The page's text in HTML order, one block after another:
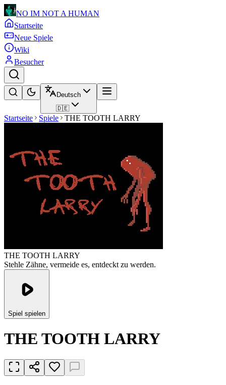
NO IM NOT A HUMAN
Startseite
Neue Spiele
Wiki
Besucher
Deutsch
🇩🇪
Startseite Spiele THE TOOTH LARRY
THE TOOTH LARRY
Stehle Zähne, vermeide es, entdeckt zu werden.
Spiel spielen
THE TOOTH LARRY